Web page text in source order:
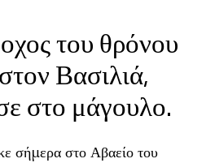
του θρόνου
Βασιλιά,
στο μάγουλο.
σήμερα στο Αβαείο του